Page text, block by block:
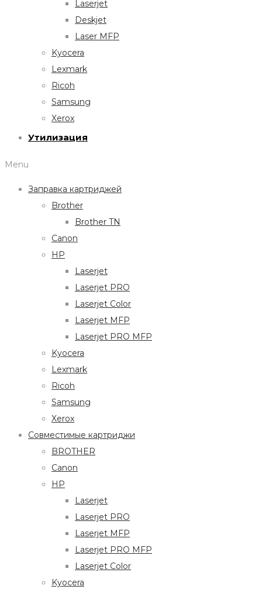
Laserjet
Deskjet
Laser MFP
Kyocera
Lexmark
Ricoh
Samsung
Xerox
Утилизация
Menu
Заправка картриджей
Brother
Brother TN
Canon
HP
Laserjet
Laserjet PRO
Laserjet Color
Laserjet MFP
Laserjet PRO MFP
Kyocera
Lexmark
Ricoh
Samsung
Xerox
Совместимые картриджи
BROTHER
Canon
HP
Laserjet
Laserjet PRO
Laserjet MFP
Laserjet PRO MFP
Laserjet Color
Kyocera